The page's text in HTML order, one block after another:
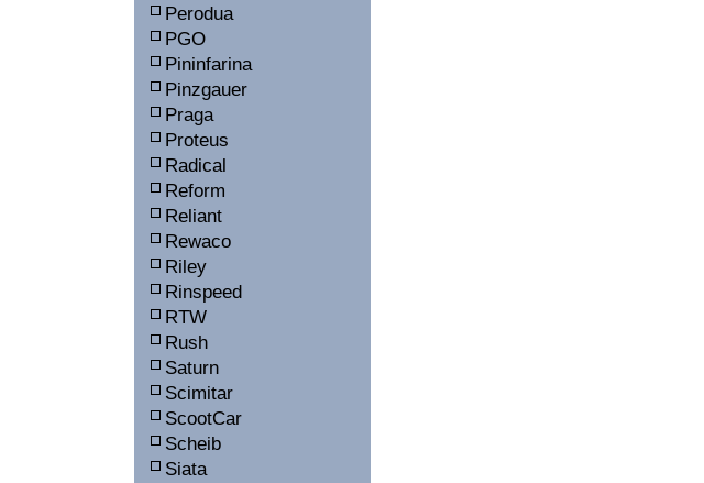
Perodua
PGO
Pininfarina
Pinzgauer
Praga
Proteus
Radical
Reform
Reliant
Rewaco
Riley
Rinspeed
RTW
Rush
Saturn
Scimitar
ScootCar
Scheib
Siata